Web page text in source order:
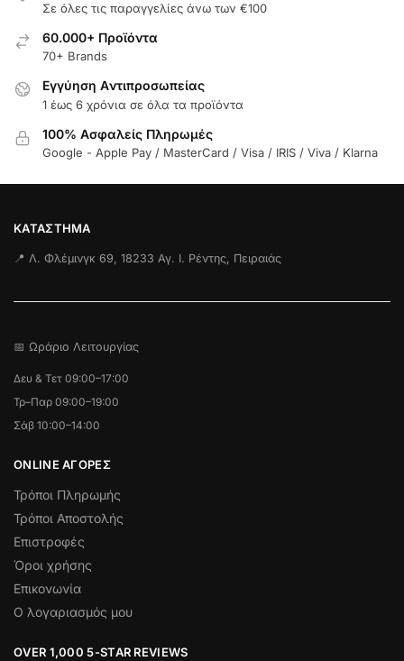
Σε όλες τις παραγγελίες άνω των €100
60.000+ Προϊόντα
70+ Brands
Εγγύηση Aντιπροσωπείας
1 έως 6 χρόνια σε όλα τα προϊόντα
100% Ασφαλείς Πληρωμές
Google - Apple Pay / MasterCard / Visa / IRIS / Viva / Klarna
ΚΑΤΆΣΤΗΜΑ
📍 Λ. Φλέμινγκ 69, 18233 Αγ. Ι. Ρέντης, Πειραιάς
📅 Ωράριο Λειτουργίας
Δευ & Τετ 09:00–17:00
Τρ–Παρ 09:00–19:00
Σάβ 10:00–14:00
ONLINE ΑΓΟΡΕΣ
Τρόποι Πληρωμής
Τρόποι Αποστολής
Επιστροφές
Όροι χρήσης
Επικονωνία
Ο λογαριασμός μου
OVER 1,000 5-STAR REVIEWS